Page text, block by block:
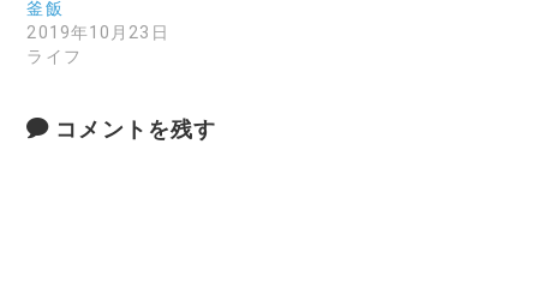
釜飯
2019年10月23日
ライフ
コメントを残す